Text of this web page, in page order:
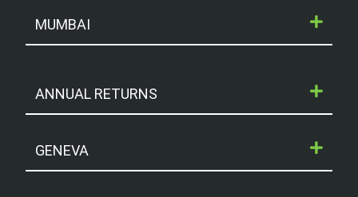
MUMBAI
ANNUAL RETURNS
GENEVA